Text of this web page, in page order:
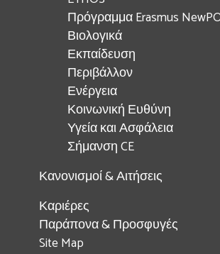
Πρόγραμμα Erasmus
Βιολογικά
Εκπαίδευση
Περιβάλλον
Ενέργεια
Κοινωνική Ευθύνη
Υγεία και Ασφάλεια
Σήμανση CE
Κανονισμοί & Αιτήσεις
Καριέρες
Παράπονα & Προσφυγές
Site Map